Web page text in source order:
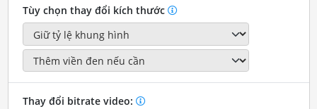
Tùy chọn thay đổi kích thước
Thay đổi bitrate video: